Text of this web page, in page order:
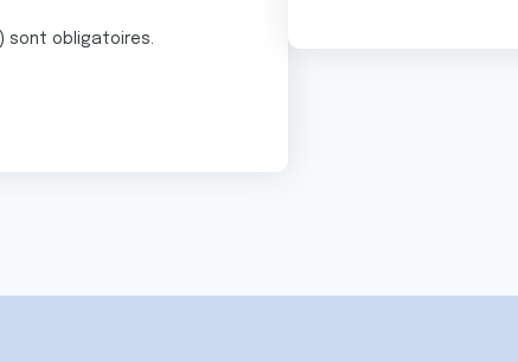
) sont obligatoires.